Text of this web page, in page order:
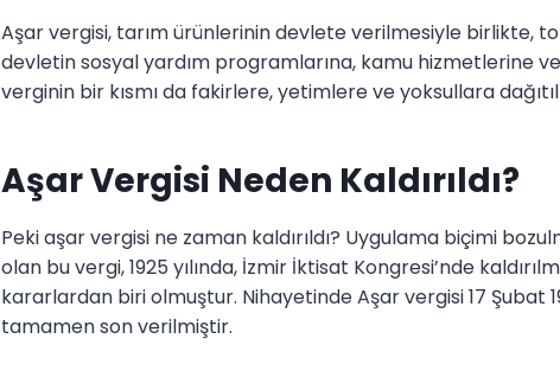
Aşar vergisi, tarım ürünlerinin devlete verilmesiyle birlikte,
devletin sosyal yardım programlarına, kamu hizmetlerine
verginin bir kısmı da fakirlere, yetimlere ve yoksullara
Aşar Vergisi Neden Kaldırıldı?
Peki aşar vergisi ne zaman kaldırıldı? Uygulama biçimi
olan bu vergi, 1925 yılında, İzmir İktisat Kongresi’nde
kararlardan biri olmuştur. Nihayetinde Aşar vergisi 17 Şubat
tamamen son verilmiştir.